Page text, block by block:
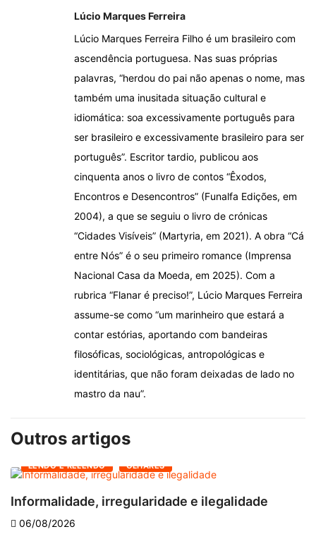
Lúcio Marques Ferreira
Lúcio Marques Ferreira Filho é um brasileiro com
ascendência portuguesa. Nas suas próprias
palavras, “herdou do pai não apenas o nome, mas
também uma inusitada situação cultural e
idiomática: soa excessivamente português para
ser brasileiro e excessivamente brasileiro para ser
português”. Escritor tardio, publicou aos
cinquenta anos o livro de contos “Êxodos,
Encontros e Desencontros” (Funalfa Edições, em
2004), a que se seguiu o livro de crónicas
“Cidades Visíveis” (Martyria, em 2021). A obra “Cá
entre Nós” é o seu primeiro romance (Imprensa
Nacional Casa da Moeda, em 2025). Com a
rubrica “Flanar é preciso!”, Lúcio Marques Ferreira
assume-se como “um marinheiro que estará a
contar estórias, aportando com bandeiras
filosóficas, sociológicas, antropológicas e
identitárias, que não foram deixadas de lado no
mastro da nau”.
Outros artigos
LENDO E RELENDO OLHARES
Informalidade, irregularidade e ilegalidade
06/08/2026